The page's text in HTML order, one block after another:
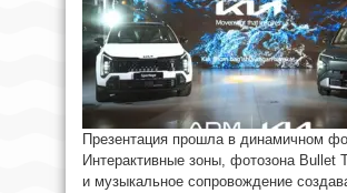
Презентация прошла в динамичном
Интерактивные зоны, фотозона Bullet
и музыкальное сопровождение